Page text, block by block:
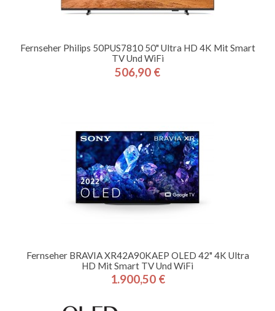
Fernseher Philips 50PUS7810 50" Ultra HD 4K Mit Smart
TV Und WiFi
Preis
506,90 €
Fernseher BRAVIA XR42A90KAEP OLED 42" 4K Ultra
HD Mit Smart TV Und WiFi
Preis
1.900,50 €